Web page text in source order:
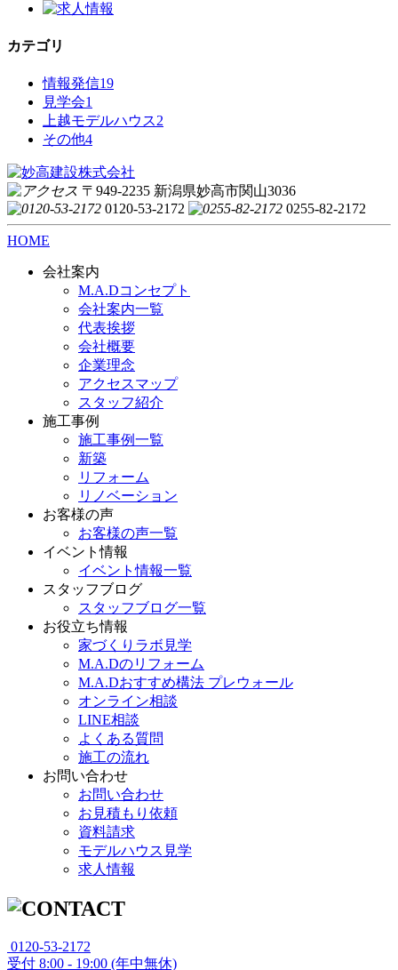
カテゴリ
情報発信19
見学会1
上越モデルハウス2
その他4
〒949-2235 新潟県妙高市関山3036
0120-53-2172
0255-82-2172
HOME
会社案内
M.A.Dコンセプト
会社案内一覧
代表挨拶
会社概要
企業理念
アクセスマップ
スタッフ紹介
施工事例
施工事例一覧
新築
リフォーム
リノベーション
お客様の声
お客様の声一覧
イベント情報
イベント情報一覧
スタッフブログ
スタッフブログ一覧
お役立ち情報
家づくりラボ見学
M.A.Dのリフォーム
M.A.Dおすすめ構法 プレウォール
オンライン相談
LINE相談
よくある質問
施工の流れ
お問い合わせ
お問い合わせ
お見積もり依頼
資料請求
モデルハウス見学
求人情報
0120-53-2172
受付 8:00 - 19:00 (年中無休)